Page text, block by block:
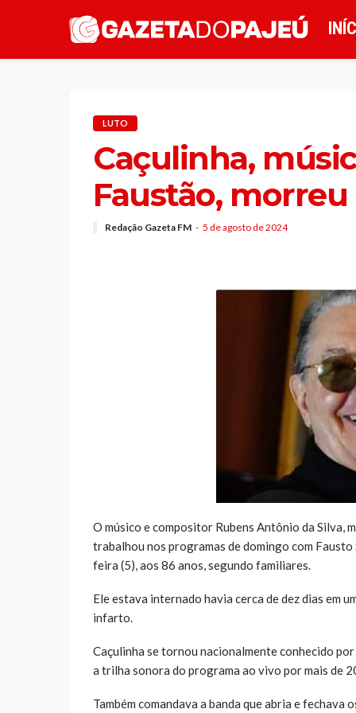
LUTO
Caçulinha,
Faustão, morreu
Redação Gazeta FM 5 de agosto de 2024
O músico e compositor Rubens Antônio da Silva,
trabalhou nos programas de domingo com
feira (5), aos 86 anos, segundo familiares.
Ele estava internado havia cerca de dez dias em
infarto.
Caçulinha se tornou nacionalmente conhecido
a trilha sonora do programa ao vivo por mais de
Também comandava a banda que abria e